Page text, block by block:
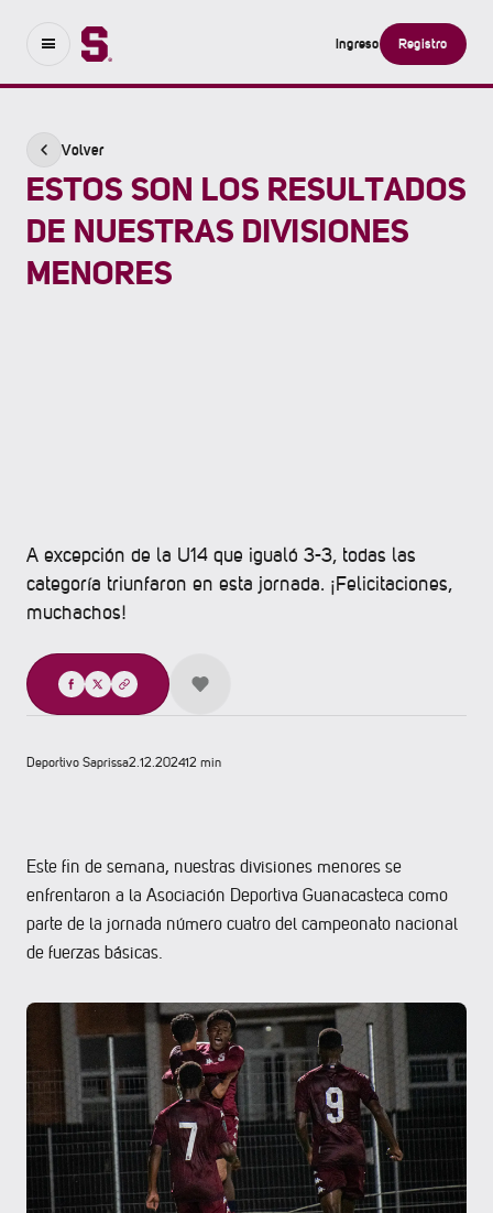
Ingreso Registro
Volver
ESTOS SON LOS RESULTADOS
DE NUESTRAS DIVISIONES
MENORES
A excepción de la U14 que igualó 3-3, todas las
categoría triunfaron en esta jornada. ¡Felicitaciones,
muchachos!
Compartir
Deportivo Saprissa2.12.202412 min
Este fin de semana, nuestras divisiones menores se
enfrentaron a la Asociación Deportiva Guanacasteca como
parte de la jornada número cuatro del campeonato nacional
de fuerzas básicas.